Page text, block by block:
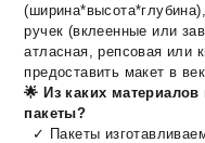
ручек (вклеенные или
атласная, репсовая или
предоставить макет в
🌟 Из каких
пакеты?
✓ Пакеты